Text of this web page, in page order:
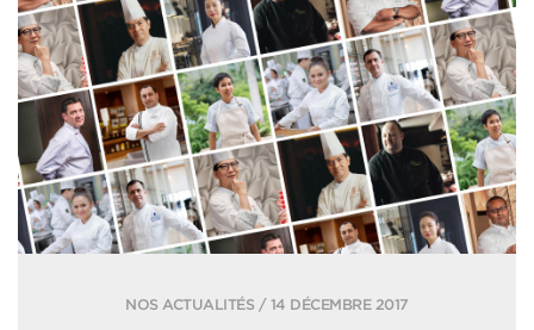
NOS ACTUALITÉS / 14 DÉCEMBRE 2017